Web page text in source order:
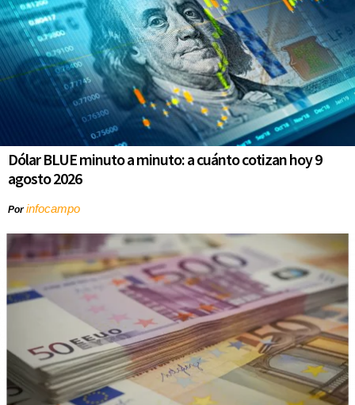
Dólar BLUE minuto a minuto: a cuánto cotizan hoy 9
agosto 2026
Porinfocampo